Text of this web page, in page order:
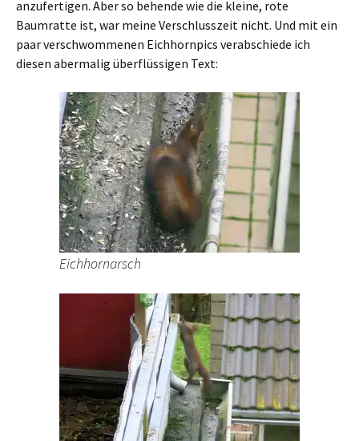
anzufertigen. Aber so behende wie die kleine, rote
Baumratte ist, war meine Verschlusszeit nicht. Und mit ein
paar verschwommenen Eichhornpics verabschiede ich
diesen abermalig überflüssigen Text:
Eichhornarsch